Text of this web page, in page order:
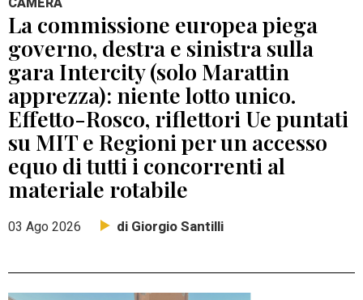
La commissione europea piega
governo, destra e sinistra sulla
gara Intercity (solo Marattin
apprezza): niente lotto unico.
Effetto-Rosco, riflettori Ue puntati
su MIT e Regioni per un accesso
equo di tutti i concorrenti al
materiale rotabile
03 Ago 2026 di Giorgio Santilli